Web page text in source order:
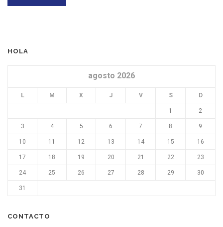
HOLA
agosto 2026
L M X J V S D
1 2
3 4 5 6 7 8 9
10 11 12 13 14 15 16
17 18 19 20 21 22 23
24 25 26 27 28 29 30
31
CONTACTO